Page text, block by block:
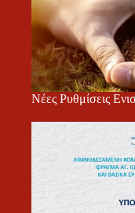
Νέες Ρυθμίσεις